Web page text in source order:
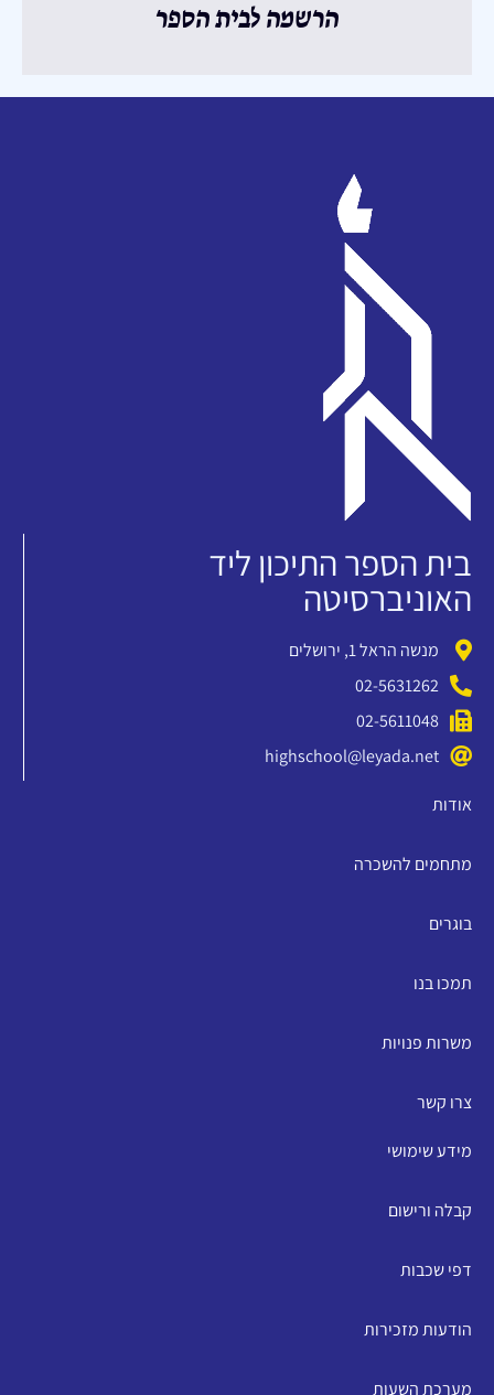
הרשמה לבית הספר
בית הספר התיכון ליד
האוניברסיטה
מנשה הראל 1, ירושלים
02-5631262
02-5611048
highschool@leyada.net
אודות
מתחמים להשכרה
בוגרים
תמכו בנו
משרות פנויות
צרו קשר
מידע שימושי
קבלה ורישום
דפי שכבות
הודעות מזכירות
מערכת השעות